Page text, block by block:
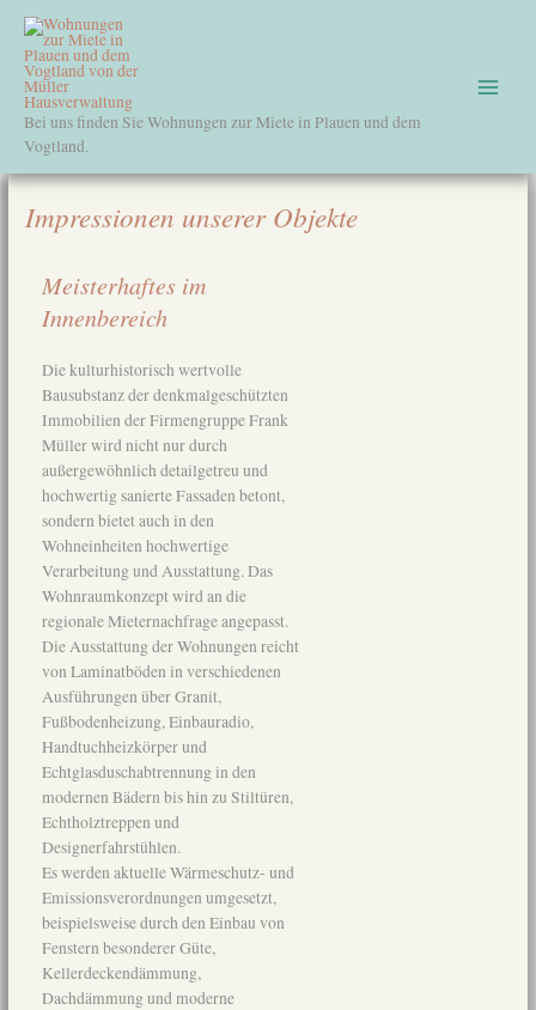
Inhalt
springen
Bei uns finden Sie Wohnungen zur Miete in Plauen und dem
Vogtland.
Impressionen unserer Objekte
Meisterhaftes im
Innenbereich
Die kulturhistorisch wertvolle
Bausubstanz der denkmalgeschützten
Immobilien der Firmengruppe Frank
Müller wird nicht nur durch
außergewöhnlich detailgetreu und
hochwertig sanierte Fassaden betont,
sondern bietet auch in den
Wohneinheiten hochwertige
Verarbeitung und Ausstattung. Das
Wohnraumkonzept wird an die
regionale Mieternachfrage angepasst.
Die Ausstattung der Wohnungen reicht
von Laminatböden in verschiedenen
Ausführungen über Granit,
Fußbodenheizung, Einbauradio,
Handtuchheizkörper und
Echtglasduschabtrennung in den
modernen Bädern bis hin zu Stiltüren,
Echtholztreppen und
Designerfahrstühlen.
Es werden aktuelle Wärmeschutz- und
Emissionsverordnungen umgesetzt,
beispielsweise durch den Einbau von
Fenstern besonderer Güte,
Kellerdeckendämmung,
Dachdämmung und moderne